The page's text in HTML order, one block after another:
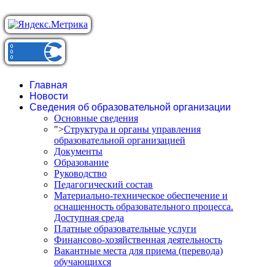
Главная
Новости
Сведения об образовательной организации
Основные сведения
">Структура и органы управления
образовательной организацией
Документы
Образование
Руководство
Педагогический состав
Материально-техническое обеспечение и
оснащенность образовательного процесса.
Доступная среда
Платные образовательные услуги
Финансово-хозяйственная деятельность
Вакантные места для приема (перевода)
обучающихся